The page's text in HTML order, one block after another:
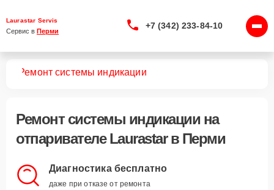
Laurastar Servis
Сервис в Перми
+7 (342) 233-84-10
Ремонт системы индикации
Ремонт системы индикации на
отпаривателе Laurastar в Перми
Диагностика бесплатно
даже при отказе от ремонта